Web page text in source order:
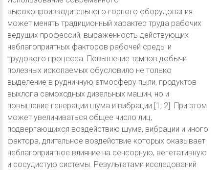
высокопроизводительного горного оборудования
может менять традиционный характер труда рабочих
ведущих профессий, выраженность действующих
неблагоприятных факторов рабочей среды и
трудового процесса. Повышение темпов добычи
полезных ископаемых обусловило не только
выделение в рудничную атмосферу пыли, продуктов
выхлопа самоходных дизельных машин, но и
повышение генерации шума и вибрации [1; 2]. При этом
может увеличиваться общее число лиц,
подвергающихся воздействию шума, вибрации и иного
фактора, длительное воздействие которых оказывает
неблагоприятное влияние на сенсорную, вегетативную
и сосудистую системы. Результатами исследований